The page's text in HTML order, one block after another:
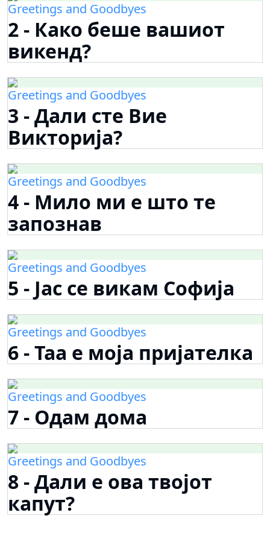
Greetings and Goodbyes
2 - Како беше вашиот
викенд?
Greetings and Goodbyes
3 - Дали сте Вие
Викторија?
Greetings and Goodbyes
4 - Мило ми е што те
запознав
Greetings and Goodbyes
5 - Јас се викам Софија
Greetings and Goodbyes
6 - Таа е моја пријателка
Greetings and Goodbyes
7 - Одам дома
Greetings and Goodbyes
8 - Дали е ова твојот
капут?